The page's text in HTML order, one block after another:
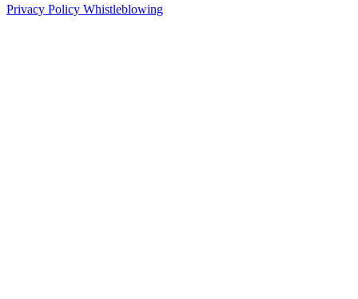
Privacy Policy Whistleblowing